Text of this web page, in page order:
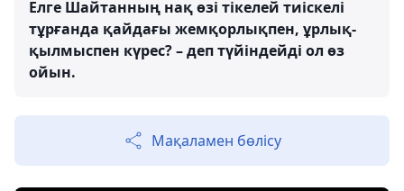
Елге Шайтанның нақ өзі тікелей тиіскелі
тұрғанда қайдағы жемқорлықпен, ұрлық-
қылмыспен күрес? – деп түйіндейді ол өз
ойын.
Мақаламен бөлісу